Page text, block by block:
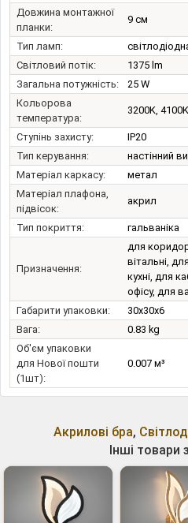
Довжина монтажної
планки:
9 см
Тип ламп:
Світловий потік:
1375 lm
Загальна потужність:
25 W
Кольорова
температура:
3200K,
Ступінь захисту:
IP20
Тип керування:
настінний
Матеріал каркасу:
метал
Матеріал плафона,
підвісок:
акрил
Тип покриття: гальваніка
Призначення:
для
вітальні,
кухні, для
офісу, для
Габарити упаковки:
30x30x6
Вага:
0.83 kg
Об'єм упаковки
для Нової пошти
(1шт):
0.007 м³
Акрилові бра,
Інші товари з